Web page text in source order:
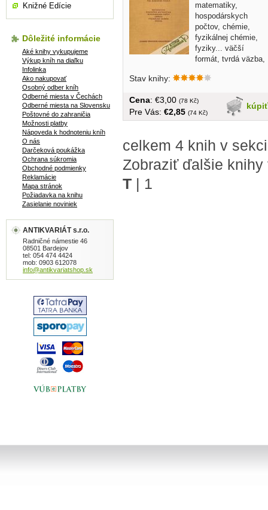
matematiky,
hospodárskych
počtov, chémie,
fyzikálnej chémie,
fyziky... väčší
formát, tvrdá väzba,
Stav knihy:
kúpiť
Cena: €3,00 (78 Kč)
Pre Vás: €2,85 (74 Kč)
celkem 4 knih v
Zobraziť ďalšie
T | 1
Knižné Edície
Dôležité informácie
Aké knihy vykupujeme
Výkup kníh na diaľku
Infolinka
Ako nakupovať
Osobný odber kníh
Odberné miesta v Čechách
Odberné miesta na Slovensku
Poštovné do zahraničia
Možnosti platby
Nápoveda k hodnoteniu kníh
O nás
Darčeková poukážka
Ochrana súkromia
Obchodné podmienky
Reklamácie
Mapa stránok
Požiadavka na knihu
Zasielanie noviniek
ANTIKVARIÁT s.r.o.
Radničné námestie 46
08501 Bardejov
tel: 054 474 4424
mob: 0903 612078
info@antikvariatshop.sk